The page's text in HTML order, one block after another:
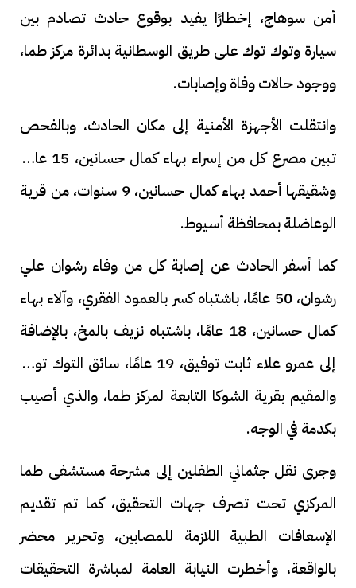
أمن سوهاج، إخطارًا يفيد بوقوع حادث تصادم بين
سيارة وتوك توك على طريق الوسطانية بدائرة مركز طما،
ووجود حالات وفاة وإصابات.
وانتقلت الأجهزة الأمنية إلى مكان الحادث، وبالفحص
تبين مصرع كل من إسراء بهاء كمال حسانين، 15 عامًا،
وشقيقها أحمد بهاء كمال حسانين، 9 سنوات، من قرية
الوعاضلة بمحافظة أسيوط.
كما أسفر الحادث عن إصابة كل من وفاء رشوان علي
رشوان، 50 عامًا، باشتباه كسر بالعمود الفقري، وآلاء بهاء
كمال حسانين، 18 عامًا، باشتباه نزيف بالمخ، بالإضافة
إلى عمرو علاء ثابت توفيق، 19 عامًا، سائق التوك توك،
والمقيم بقرية الشوكا التابعة لمركز طما، والذي أصيب
بكدمة في الوجه.
وجرى نقل جثماني الطفلين إلى مشرحة مستشفى طما
المركزي تحت تصرف جهات التحقيق، كما تم تقديم
الإسعافات الطبية اللازمة للمصابين، وتحرير محضر
بالواقعة، وأخطرت النيابة العامة لمباشرة التحقيقات